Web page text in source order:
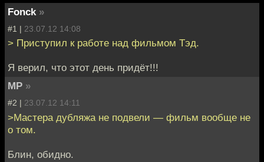
Fonck »
#1 | 23.07.12 14:08
> Приступил к работе над фильмом Тэд.
Я верил, что этот день придёт!!!
MP »
#2 | 23.07.12 14:11
>Мастера дубляжа не подвели — фильм вообще не
о том.
Блин, обидно.